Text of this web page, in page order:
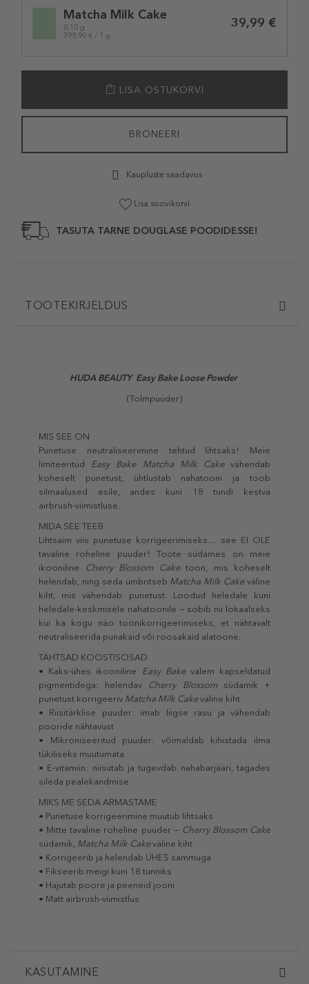
variationMatcha Milk Cake
0.10 g
399,90 € / 1 g
39,99 €
LISA OSTUKORVI
BRONEERI
Kaupluste saadavus
Lisa soovikorvi
TASUTA TARNE DOUGLASE POODIDESSE!
TOOTEKIRJELDUS
HUDA BEAUTY Easy Bake Loose Powder
(Tolmpuuder)
MIS SEE ON
Punetuse neutraliseerimine tehtud lihtsaks! Meie
limiteeritud Easy Bake Matcha Milk Cakevähendab
koheselt punetust, ühtlustab nahatooni ja toob
silmaalused esile, andes kuni 18 tundi kestva
airbrush‑viimistluse.
MIDA SEE TEEB
Lihtsaim viis punetuse korrigeerimiseks… see EI OLE
tavaline roheline puuder! Toote südames on meie
ikooniline
Cherry Blossom Caketoon, mis koheselt
helendab, ning seda ümbritseb Matcha Milk Cakeväline
kiht, mis vähendab punetust. Loodud heledale kuni
heledale‑keskmisele nahatoonile — sobib nii lokaalseks
kui ka kogu näo toonikorrigeerimiseks, et nähtavalt
neutraliseerida punakaid või roosakaid alatoone.
TÄHTSAD KOOSTISOSAD
• Kaks‑ühes ikooniline Easy Bakevalem kapseldatud
pigmentidega: helendav
Cherry Blossomsüdamik +
punetust korrigeeriv Matcha Milk Cakeväline kiht
• Riisitärklise puuder: imab liigse rasu ja vähendab
pooride nähtavust
• Mikroniseeritud puuder: võimaldab kihistada ilma
tükiliseks muutumata
• E‑vitamiin: niisutab ja tugevdab nahabarjääri, tagades
sileda pealekandmise
MIKS ME SEDA ARMASTAME
• Punetuse korrigeerimine muutub lihtsaks
• Mitte tavaline roheline puuder — Cherry Blossom Cake
südamik, Matcha Milk Cakeväline kiht
• Korrigeerib ja helendab ÜHES sammuga
• Fikseerib meigi kuni 18 tunniks
• Hajutab poore ja peeneid jooni
• Matt airbrush‑viimistlus
KASUTAMINE